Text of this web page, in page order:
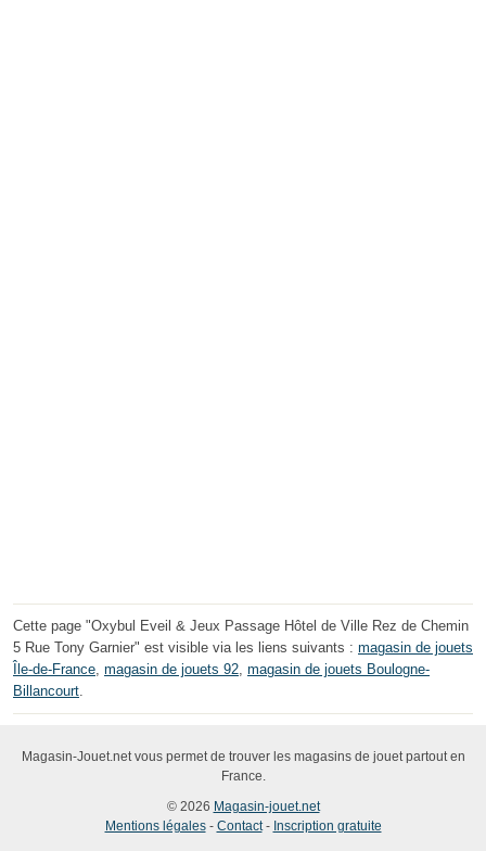
Cette page "Oxybul Eveil & Jeux Passage Hôtel de Ville Rez de Chemin
5 Rue Tony Garnier" est visible via les liens suivants : magasin de jouets
Île-de-France, magasin de jouets 92, magasin de jouets Boulogne-
Billancourt.
Magasin-Jouet.net vous permet de trouver les magasins de jouet partout en
France.
© 2026 Magasin-jouet.net
Mentions légales- Contact- Inscription gratuite